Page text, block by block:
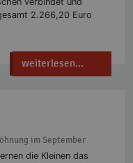
2.266,20 Euro
weiterlesen...
im September
die Kleinen das